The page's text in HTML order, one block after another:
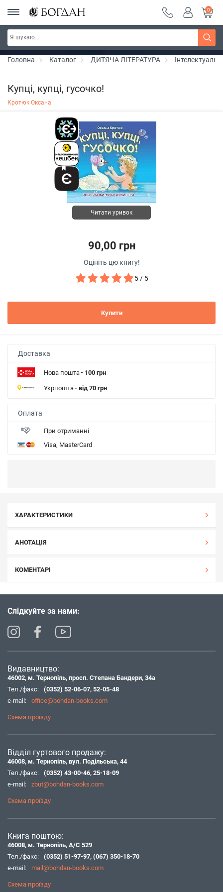
РОЗПРОДАЖ ~ 150 грн ~ 200 грн ~ 250 грн ~
300 грн ~ РОЗПРОДАЖ
Дізнатись більше
0
Головна Каталог ДИТЯЧА ЛІТЕРАТУРА
Купці, купці, гусочко!
Кротюк Оксана
Читати уривок
90,00 грн
Оцініть цю книгу!
5 / 5
Купити
Доставка
Нова пошта- 100 грн
Укрпошта- від 70 грн
Оплата
При отриманні
Visa, MasterCard
ХАРАКТЕРИСТИКИ
АНОТАЦІЯ
КОМЕНТАРІ
Слідкуйте за нами:
Видавництво:
46002, м. Тернопіль, просп. Степана Бандери, 34а
Тел./факс:
(0352) 52-06-07, 52-05-48
e-mail:
office@bohdan-books.com
Схема проїзду
Відділ гуртового продажу:
46008, м. Тернопіль, вул. Подільська, 44
Тел./факс:
(0352) 43-00-46, 25-18-09
e-mail:
zbut@bohdan-books.com
Схема проїзду
Книга поштою:
46008, м. Тернопіль, А/С 529
Тел./факс:
(0352) 51-97-97, (067) 350-18-70
e-mail:
mail@bohdan-books.com
Схема проїзду